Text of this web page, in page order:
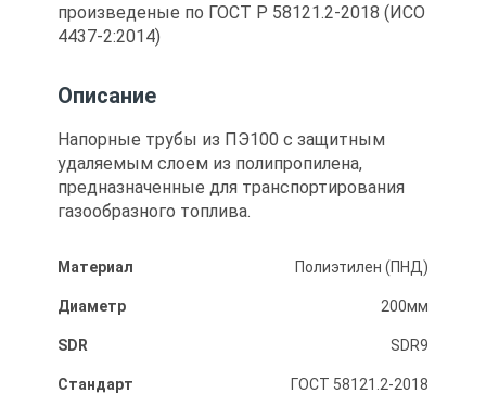
произведеные по ГОСТ Р 58121.2-2018 (ИСО
4437-2:2014)
Описание
Напорные трубы из ПЭ100 с защитным
удаляемым слоем из полипропилена,
предназначенные для транспортирования
газообразного топлива.
Материал Полиэтилен (ПНД)
Диаметр 200мм
SDR SDR9
Стандарт ГОСТ 58121.2-2018